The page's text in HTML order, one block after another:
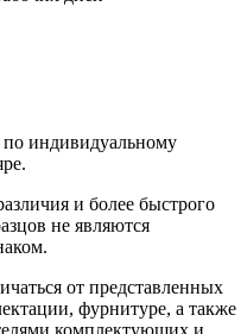
индивидуальному
и более быстрого
не являются
от представленных
фурнитуре, а также
комплектующих и